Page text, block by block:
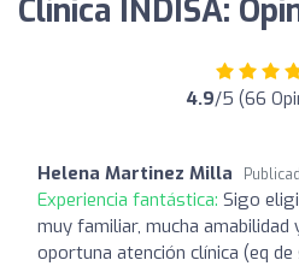
Clínica INDISA:
4.9/5 (66
Helena Martinez Milla
Experiencia fantástica: Sigo
muy familiar, mucha
oportuna atención clínica (eq